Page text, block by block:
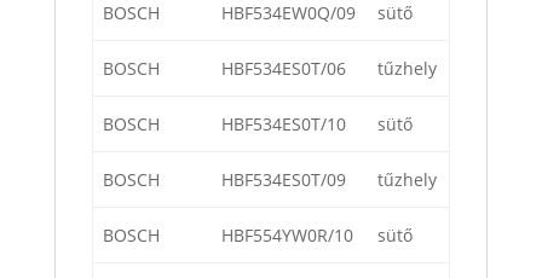
BOSCH HBF534EW0Q/09 sütő
BOSCH HBF534ES0T/06 tűzhely
BOSCH HBF534ES0T/10 sütő
BOSCH HBF534ES0T/09 tűzhely
BOSCH HBF554YW0R/10 sütő